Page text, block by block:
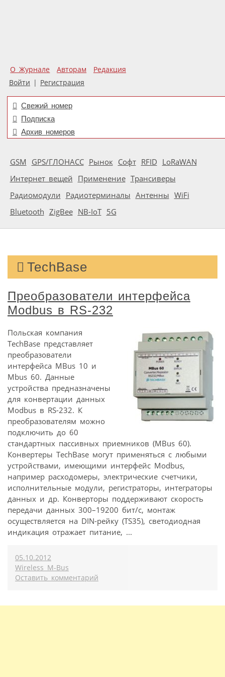
О Журнале Авторам
Редакция
Войти | Регистрация
Свежий номер
Подписка
Архив номеров
GSM GPS/ГЛОНАСС Рынок Софт RFID LoRaWAN
Интернет вещей Применение Трансиверы
Радиомодули Радиотерминалы Антенны WiFi
Bluetooth ZigBee NB-IoT 5G
TechBase
Преобразователи интерфейса
Modbus в RS-232
Польская компания
TechBase представляет
преобразователи
интерфейса MBus 10 и
Mbus 60. Данные
устройства предназначены
для конвертации данных
Modbus в RS-232. К
преобразователям можно
подключить до 60
стандартных пассивных приемников (MBus 60).
Конвертеры TechBase могут применяться с любыми
устройствами, имеющими интерфейс Modbus,
например расходомеры, электрические счетчики,
исполнительные модули, регистраторы, интеграторы
данных и др. Конверторы поддерживают скорость
передачи данных 300–19200 бит/с, монтаж
осуществляется на DIN-рейку (TS35), светодиодная
индикация отражает питание, ...
05.10.2012
Wireless M-Bus
Оставить комментарий